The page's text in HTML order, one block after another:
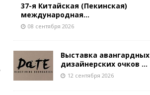
37-я Китайская (Пекинская)
международная...
08 сентября 2026
Выставка авангардных
дизайнерских очков ...
12 сентября 2026